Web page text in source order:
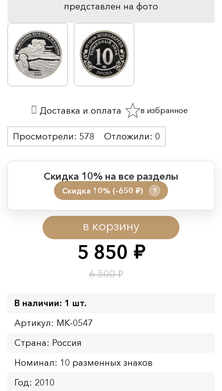
представлен на фото
5 850 руб.
6 500₽
в корзину
Скидка 10% на все разделы
Скидка 10% (-650 руб.) ?
Период действия акции:
Начало:
08.08.2026 00:01
Окончание:
09.08.2026 23:59
Время до окончания:
Просмотрели: 578 Отложили: 0
Доставка и оплата в избранное
В наличии: 1 шт.
Артикул: MK-0547
Страна: Россия
Номинал: 10 разменных знаков
Год: 2010